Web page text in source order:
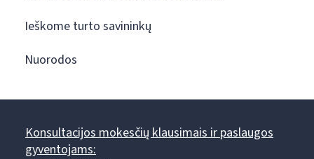
Ieškome turto savininkų
Nuorodos
Konsultacijos mokesčių klausimais ir paslaugos
gyventojams: